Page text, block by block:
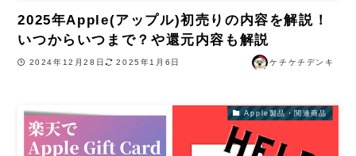
2025年Apple(アップル)初売りの内容を解説！
いつからいつまで？や還元内容も解説
2024年12月28日 2025年1月6日 ケチケチデンキ
Apple製品・関連商品